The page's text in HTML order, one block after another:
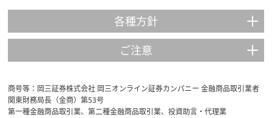
各種方針
ご注意
商号等：岡三証券株式会社 岡三オンライン証券カンパニー 金融商品取引業者
関東財務局長（金商）第53号
第一種金融商品取引業、第二種金融商品取引業、投資助言・代理業